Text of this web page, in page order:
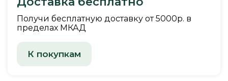
Получи бесплатную доставку от 5000р. в
пределах МКАД
К покупкам